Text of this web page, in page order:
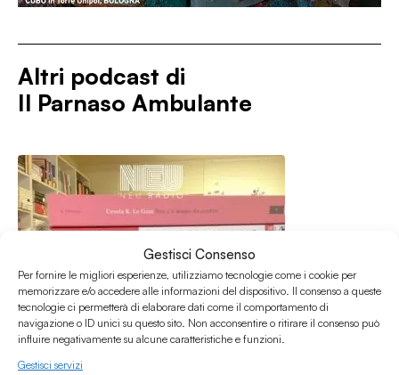
Gestisci Consenso
Per fornire le migliori esperienze, utilizziamo tecnologie come i cookie per
memorizzare e/o accedere alle informazioni del dispositivo. Il consenso a queste
tecnologie ci permetterà di elaborare dati come il comportamento di
navigazione o ID unici su questo sito. Non acconsentire o ritirare il consenso può
influire negativamente su alcune caratteristiche e funzioni.
Gestisci servizi
Altri podcast di
Il Parnaso Ambulante